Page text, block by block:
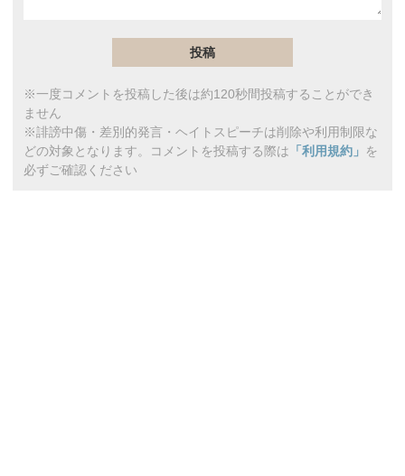
※一度コメントを投稿した後は約120秒間投稿することができ
ません
※誹謗中傷・差別的発言・ヘイトスピーチは削除や利用制限な
どの対象となります。コメントを投稿する際は 「利用規約」 を
必ずご確認ください